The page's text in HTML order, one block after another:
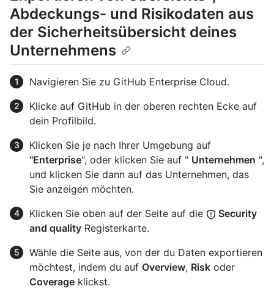
Abdeckungs- und Risikodaten aus
der Sicherheitsübersicht deines
Unternehmens
Navigieren Sie zu GitHub Enterprise Cloud.
Klicke auf GitHub in der oberen rechten Ecke auf
dein Profilbild.
Klicken Sie je nach Ihrer Umgebung auf
"Enterprise", oder klicken Sie auf " Unternehmen ",
und klicken Sie dann auf das Unternehmen, das
Sie anzeigen möchten.
Klicken Sie oben auf der Seite auf die
Security
and quality Registerkarte.
Wähle die Seite aus, von der du Daten exportieren
möchtest, indem du auf Overview, Risk oder
Coverage klickst.